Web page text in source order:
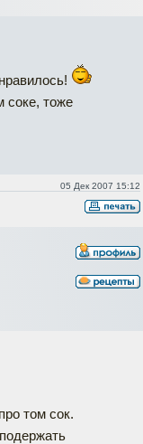
соке, тоже
05 Дек 2007 15:12
том сок.